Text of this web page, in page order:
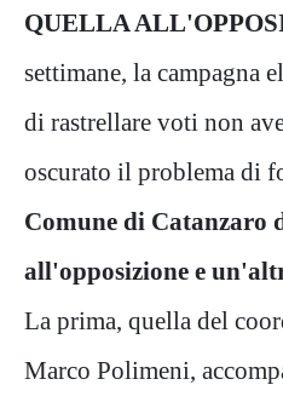
QUELLA
settimane, la campagna
di rastrellare voti non
oscurato il problema di
Comune di Catanzaro
all'opposizione e
La prima, quella del
Marco Polimeni,